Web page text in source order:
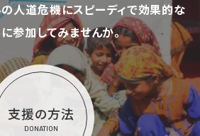
人道危機にスピーディで効果的な
参加してみませんか。
支援の方法
DONATION